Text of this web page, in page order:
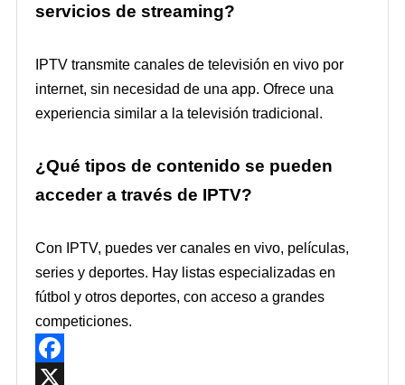
servicios de streaming?
IPTV transmite canales de televisión en vivo por
internet, sin necesidad de una app. Ofrece una
experiencia similar a la televisión tradicional.
¿Qué tipos de contenido se pueden
acceder a través de IPTV?
Con IPTV, puedes ver canales en vivo, películas,
series y deportes. Hay listas especializadas en
fútbol y otros deportes, con acceso a grandes
competiciones.
Facebook